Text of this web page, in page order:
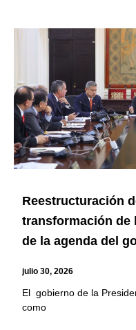
Reestructuración
transformación de
de la agenda del
julio 30, 2026
El gobierno de la
como